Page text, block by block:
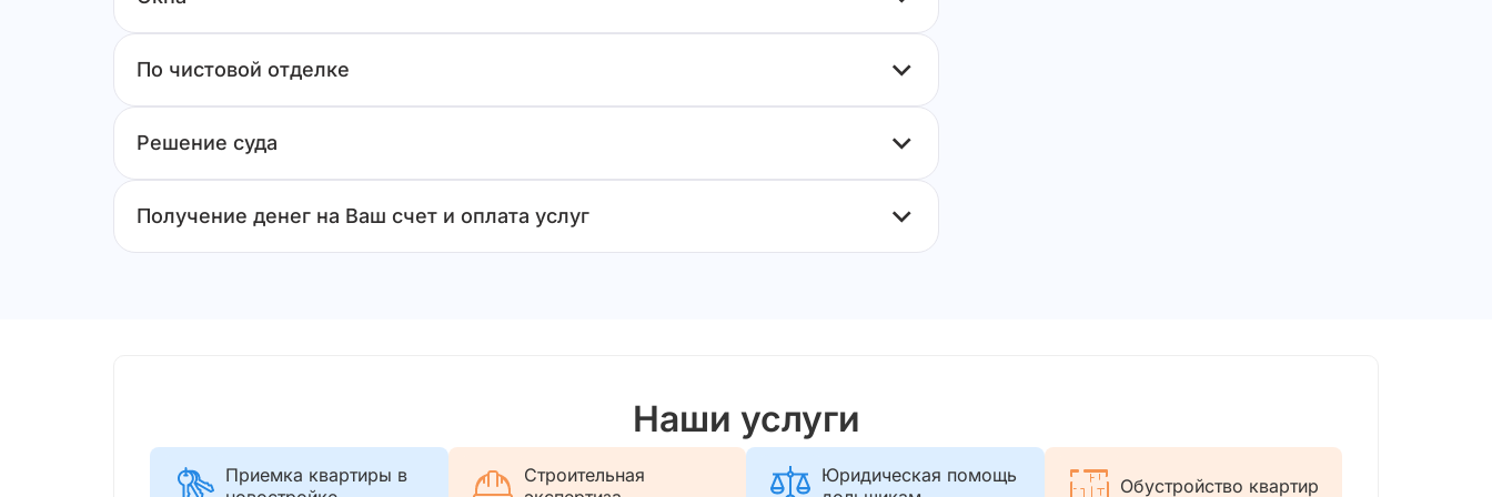
По чистовой отделке
Решение суда
Получение денег на Ваш счет и оплата услуг
Наши услуги
Приемка квартиры в
Строительная
Юридическая помощь
Обустройство квартир